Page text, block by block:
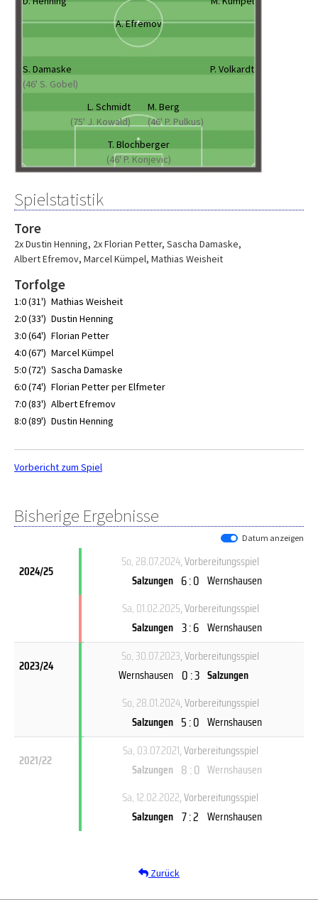
A. Efremov
S. Damaske
(46' S. Gobel)
P. Volkardt
L. Schmidt
(75' J. Kowald)
M. Berg
(46' P. Pulkus)
T. Blochberger
(46' P. Konjevic)
Spielstatistik
Tore
2x Dustin Henning, 2x Florian Petter, Sascha Damaske,
Albert Efremov, Marcel Kümpel, Mathias Weisheit
Torfolge
1:0 (31') Mathias Weisheit
2:0 (33') Dustin Henning
3:0 (64') Florian Petter
4:0 (67') Marcel Kümpel
5:0 (72') Sascha Damaske
6:0 (74') Florian Petter per Elfmeter
7:0 (83') Albert Efremov
8:0 (89') Dustin Henning
Vorbericht zum Spiel
Bisherige Ergebnisse
Datum anzeigen
2024/25
So, 28.07.2024, Vorbereitungsspiel
Salzungen 6 : 0 Wernshausen
Sa, 01.02.2025, Vorbereitungsspiel
Salzungen 3 : 6 Wernshausen
2023/24
So, 30.07.2023, Vorbereitungsspiel
Wernshausen 0 : 3 Salzungen
So, 28.01.2024, Vorbereitungsspiel
Salzungen 5 : 0 Wernshausen
2021/22
Sa, 03.07.2021, Vorbereitungsspiel
Salzungen 8 : 0 Wernshausen
Sa, 12.02.2022, Vorbereitungsspiel
Salzungen 7 : 2 Wernshausen
Zurück